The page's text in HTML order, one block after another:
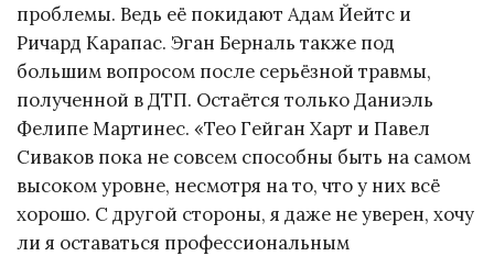
проблемы. Ведь её покидают Адам Йейтс и
Ричард Карапас. Эган Берналь также под
большим вопросом после серьёзной травмы,
полученной в ДТП. Остаётся только Даниэль
Фелипе Мартинес. «Тео Гейган Харт и Павел
Сиваков пока не совсем способны быть на самом
высоком уровне, несмотря на то, что у них всё
хорошо. С другой стороны, я даже не уверен, хочу
ли я оставаться профессиональным